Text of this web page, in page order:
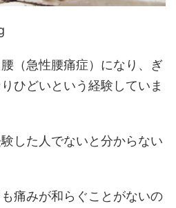
（急性腰痛症）になり、ぎ
ひどいという経験していま
した人でないと分からない
痛みが和らぐことがないの